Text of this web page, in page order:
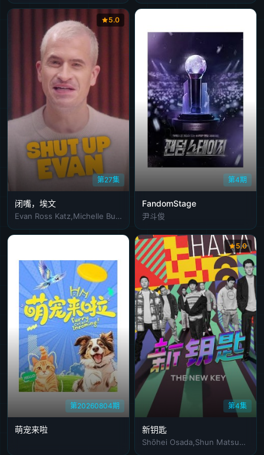
第27集
5.0
闭嘴，埃文
Evan Ross Katz,Michelle Buteau,Rachel Bloom
第4期
FandomStage
尹斗俊
第20260804期
萌宠来啦
第4集
5.0
新钥匙
Shōhei Osada,Shun Matsuo,Soshina